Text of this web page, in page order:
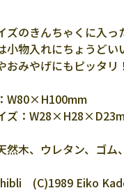
ズのきんちゃくに入
小物入れにちょうど
おみやげにもピッタリ！
W80×H100mm
ズ：
然木、ウレタン、ゴム
(C)1989 Eiko